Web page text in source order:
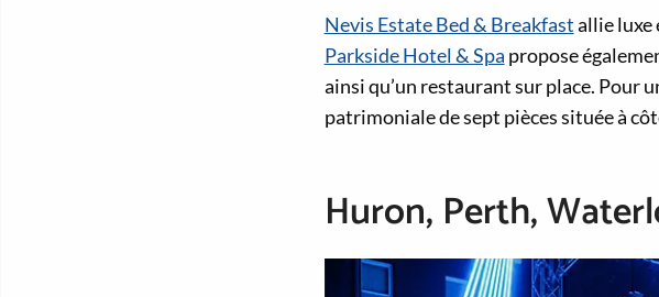
Nevis Estate Bed & Breakfastallie
Parkside Hotel & Spa propose
ainsi qu’un restaurant sur place. Pour
patrimoniale de sept pièces située à
Huron, Perth,